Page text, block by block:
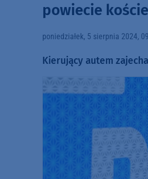
powiecie
poniedziałek, 5 sierpnia 2024,
Kierujący autem